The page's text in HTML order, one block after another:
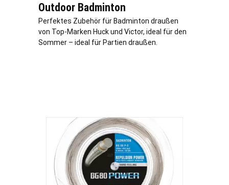
Outdoor Badminton
Perfektes Zubehör für Badminton draußen
von Top-Marken Huck und Victor, ideal für den
Sommer – ideal für Partien draußen.